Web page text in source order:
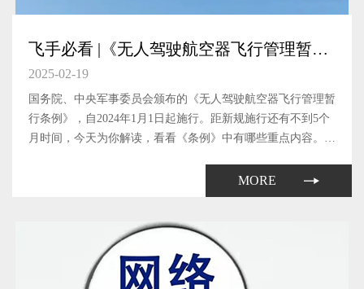
飞手必看 |《无人驾驶航空器飞行管理暂行
条例》法规解读
2025-02-19
国务院、中央军事委员会颁布的《无人驾驶航空器飞行管理暂
行条例》，自2024年1月1日起施行。距新规施行还有不到5个
月时间，今天为你解读，看看《条例》中有哪些重点内容。无
力系统的航空器。无人驾驶航空器按照性能指标分为微型、轻
MORE